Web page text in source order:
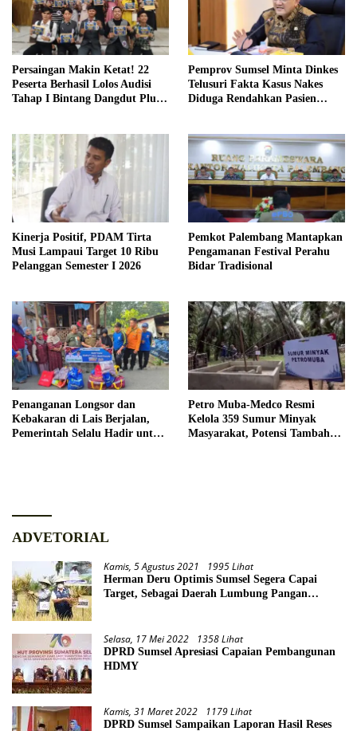
Persaingan Makin Ketat! 22
Peserta Berhasil Lolos Audisi
Tahap I Bintang Dangdut Plus
Pemprov Sumsel Minta Dinkes
Telusuri Fakta Kasus Nakes
Diduga Rendahkan Pasien
Kinerja Positif, PDAM Tirta
Musi Lampaui Target 10 Ribu
Pelanggan Semester I 2026
Pemkot Palembang Mantapkan
Pengamanan Festival Perahu
Bidar Tradisional
Penanganan Longsor dan
Kebakaran di Lais Berjalan,
Pemerintah Selalu Hadir untuk
Petro Muba-Medco Resmi
Kelola 359 Sumur Minyak
Masyarakat, Potensi Tambah
ADVETORIAL
Kamis, 5 Agustus 2021 1995 Lihat
Herman Deru Optimis Sumsel Segera Capai
Target, Sebagai Daerah Lumbung Pangan
Selasa, 17 Mei 2022 1358 Lihat
DPRD Sumsel Apresiasi Capaian Pembangunan
HDMY
Kamis, 31 Maret 2022 1179 Lihat
DPRD Sumsel Sampaikan Laporan Hasil Reses